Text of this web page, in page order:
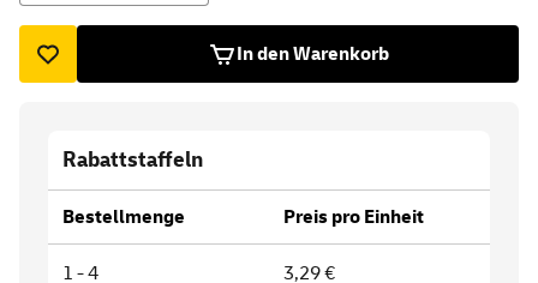
In den Warenkorb
Rabattstaffeln
Bestellmenge Preis pro Einheit
1 - 4 3,29 €